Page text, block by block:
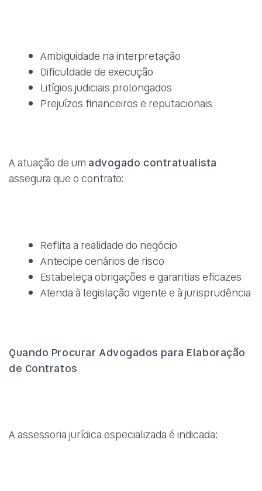
Ambiguidade na interpretação
Dificuldade de execução
Litígios judiciais prolongados
Prejuízos financeiros e reputacionais
A atuação de um advogado contratualista
assegura que o contrato:
Reflita a realidade do negócio
Antecipe cenários de risco
Estabeleça obrigações e garantias eficazes
Atenda à legislação vigente e à jurisprudência
Quando Procurar Advogados para Elaboração
de Contratos
A assessoria jurídica especializada é indicada: